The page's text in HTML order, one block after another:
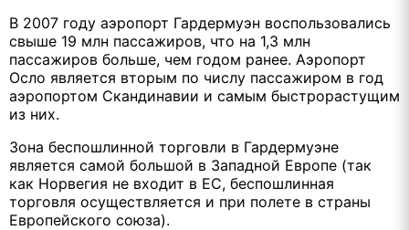
В 2007 году аэропорт Гардермуэн воспользовались
свыше 19 млн пассажиров, что на 1,3 млн
пассажиров больше, чем годом ранее. Аэропорт
Осло является вторым по числу пассажиром в год
аэропортом Скандинавии и самым быстрорастущим
из них.
Зона беспошлинной торговли в Гардермуэне
является самой большой в Западной Европе (так
как Норвегия не входит в ЕС, беспошлинная
торговля осуществляется и при полете в страны
Европейского союза).